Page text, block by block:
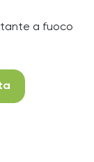
a fuoco